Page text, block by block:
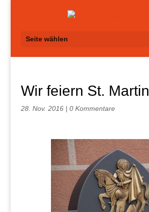
Seite wählen
Wir feiern St. Martin
28. Nov. 2016| 0 Kommentare